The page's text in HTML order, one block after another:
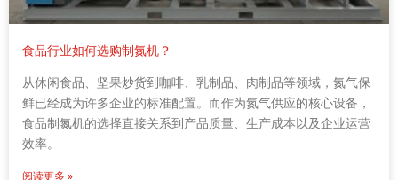
食品行业如何选购制氮机？
从休闲食品、坚果炒货到咖啡、乳制品、肉制品等领域，氮气保
鲜已经成为许多企业的标准配置。而作为氮气供应的核心设备，
食品制氮机的选择直接关系到产品质量、生产成本以及企业运营
效率。
阅读更多 »